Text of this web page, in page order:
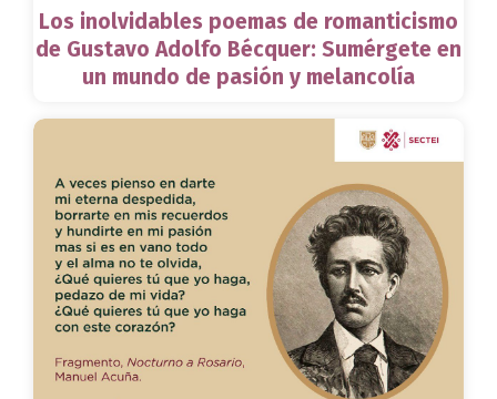
Los inolvidables poemas de romanticismo
de Gustavo Adolfo Bécquer: Sumérgete en
un mundo de pasión y melancolía